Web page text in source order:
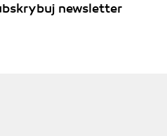
newsletter